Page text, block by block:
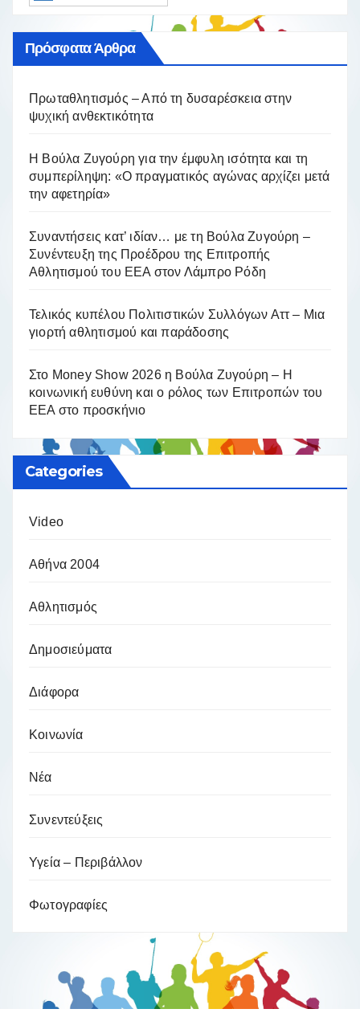
Πρόσφατα Άρθρα
Πρωταθλητισμός – Από τη δυσαρέσκεια στην
ψυχική ανθεκτικότητα
Η Βούλα Ζυγούρη για την έμφυλη ισότητα και τη
συμπερίληψη: «Ο πραγματικός αγώνας αρχίζει μετά
την αφετηρία»
Συναντήσεις κατ’ ιδίαν… με τη Βούλα Ζυγούρη –
Συνέντευξη της Προέδρου της Επιτροπής
Αθλητισμού του ΕΕΑ στον Λάμπρο Ρόδη
Τελικός κυπέλου Πολιτιστικών Συλλόγων Αττ – Μια
γιορτή αθλητισμού και παράδοσης
Στο Money Show 2026 η Βούλα Ζυγούρη – Η
κοινωνική ευθύνη και ο ρόλος των Επιτροπών του
ΕΕΑ στο προσκήνιο
Categories
Video
Αθήνα 2004
Αθλητισμός
Δημοσιεύματα
Διάφορα
Κοινωνία
Νέα
Συνεντεύξεις
Υγεία – Περιβάλλον
Φωτογραφίες